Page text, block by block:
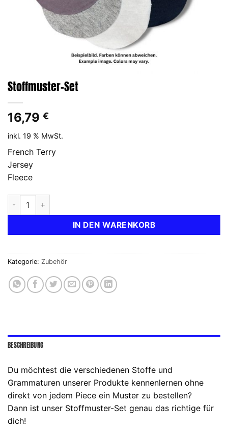
Stoffmuster-Set
16,79 €
inkl. 19 % MwSt.
French Terry
Jersey
Fleece
Stoffmuster-Set Menge
IN DEN WARENKORB
Kategorie: Zubehör
BESCHREIBUNG
Du möchtest die verschiedenen Stoffe und
Grammaturen unserer Produkte kennenlernen ohne
direkt von jedem Piece ein Muster zu bestellen?
Dann ist unser Stoffmuster-Set genau das richtige für
dich!